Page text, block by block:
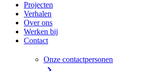
Projecten
Verhalen
Over ons
Werken bij
Contact
Onze contactpersonen